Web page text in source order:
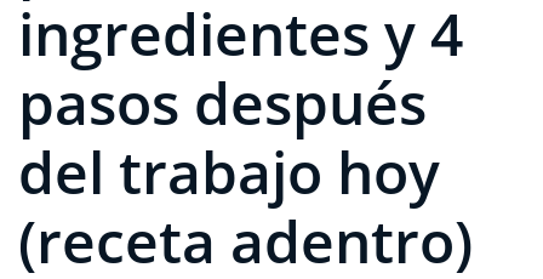
ingredientes y 4
pasos después
del trabajo hoy
(receta adentro)